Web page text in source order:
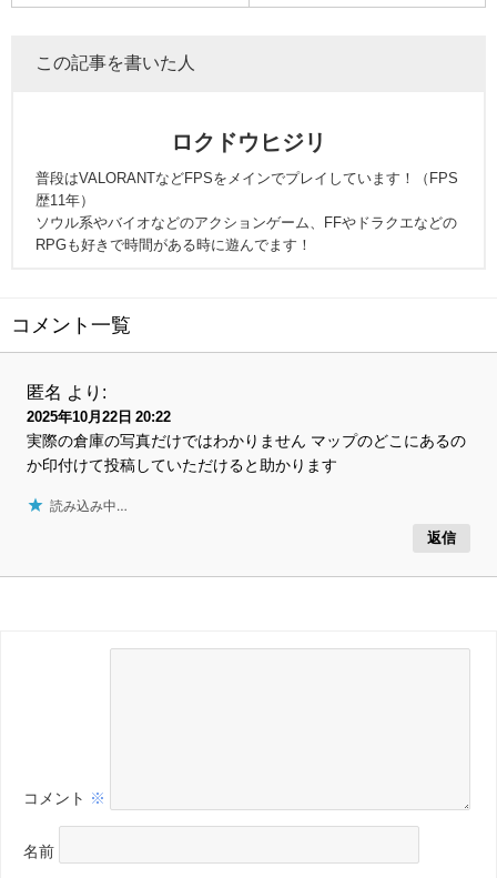
この記事を書いた人
ロクドウヒジリ
普段はVALORANTなどFPSをメインでプレイしています！（FPS
歴11年）
ソウル系やバイオなどのアクションゲーム、FFやドラクエなどの
RPGも好きで時間がある時に遊んでます！
コメント一覧
匿名 より:
2025年10月22日 20:22
実際の倉庫の写真だけではわかりません マップのどこにあるの
か印付けて投稿していただけると助かります
読み込み中…
返信
コメント ※
名前